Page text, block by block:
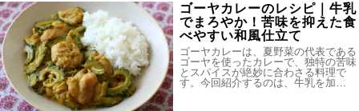
ゴーヤカレーのレシピ｜牛乳
でまろやか！苦味を抑えた食
べやすい和風仕立て
ゴーヤカレーは、夏野菜の代表である
ゴーヤを使ったカレーで、独特の苦味
とスパイスが絶妙に合わさる料理で
す。今回紹介するのは、牛乳を加…